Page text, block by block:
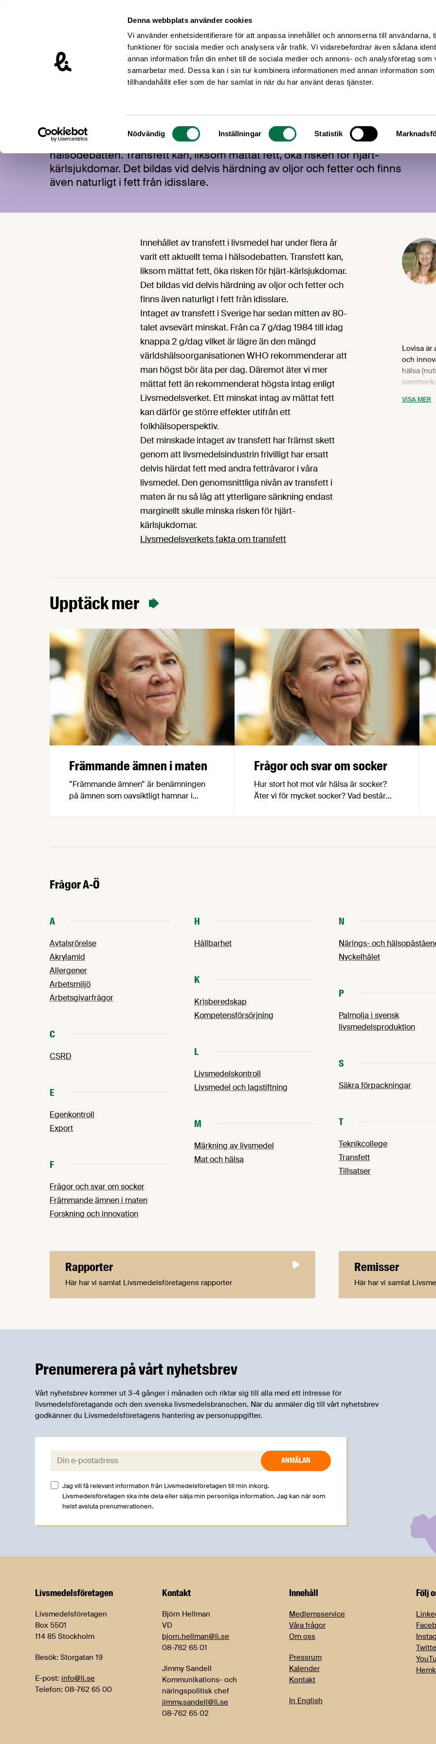
Denna webbplats använder cookies
Vi använder enhetsidentifierare för att anpassa innehållet och annonserna till användarna,
funktioner för sociala medier och analysera vår trafik. Vi vidarebefordrar även sådana
annan information från din enhet till de sociala medier och annons- och analysföretag som
samarbetar med. Dessa kan i sin tur kombinera informationen med annan information
tillhandahållit eller som de har samlat in när du har använt deras tjänster.
Samtyckesval
Nödvändig Inställningar Statistik
Livsmedelsföretagen – till startsidan
Transfett
Innehållet av transfett i livsmedel har under flera år varit ett aktuellt tema i
hälsodebatten. Transfett kan, liksom mättat fett, öka risken för hjärt-
kärlsjukdomar. Det bildas vid delvis härdning av oljor och fetter och finns
även naturligt i fett från idisslare.
Innehållet av transfett i livsmedel har under flera år
varit ett aktuellt tema i hälsodebatten. Transfett kan,
liksom mättat fett, öka risken för hjärt-kärlsjukdomar.
Det bildas vid delvis härdning av oljor och fetter och
finns även naturligt i fett från idisslare.
Intaget av transfett i Sverige har sedan mitten av 80-
talet avsevärt minskat. Från ca 7 g/dag 1984 till idag
knappa 2 g/dag vilket är lägre än den mängd
världshälsoorganisationen WHO rekommenderar att
man högst bör äta per dag. Däremot äter vi mer
mättat fett än rekommenderat högsta intag enligt
Livsmedelsverket. Ett minskat intag av mättat fett
kan därför ge större effekter utifrån ett
folkhälsoperspektiv.
Det minskade intaget av transfett har främst skett
genom att livsmedelsindustrin frivilligt har ersatt
delvis härdat fett med andra fettråvaror i våra
livsmedel. Den genomsnittliga nivån av transfett i
maten är nu så låg att ytterligare sänkning endast
marginellt skulle minska risken för hjärt-
kärlsjukdomar.
Livsmedelsverkets fakta om transfett
Lovisa är
och
hälsa
VISA MER
Upptäck mer
Främmande ämnen i maten
”Främmande ämnen” är benämningen
på ämnen som oavsiktligt hamnar i
många fall sätter företagen egna
gränsvärden, som ligger under de
Frågor och svar om socker
Hur stort hot mot vår hälsa är socker?
Äter vi för mycket socker? Vad består
Frågor A-Ö
A
Avtalsrörelse
Akrylamid
Allergener
Arbetsmiljö
Arbetsgivarfrågor
C
CSRD
E
Egenkontroll
Export
F
Frågor och svar om socker
Främmande ämnen i maten
Forskning och innovation
H
Hållbarhet
K
Krisberedskap
Kompetensförsörjning
L
Livsmedelskontroll
Livsmedel och lagstiftning
M
Märkning av livsmedel
Mat och hälsa
N
Närings- och
Nyckelhålet
P
Palmolja i svensk
livsmedelsproduktion
S
Säkra förpackningar
T
Teknikcollege
Transfett
Tillsatser
Rapporter
Här har vi samlat Livsmedelsföretagens rapporter
Remisser
Här har vi samlat
Prenumerera på vårt nyhetsbrev
Vårt nyhetsbrev kommer ut 3-4 gånger i månaden och riktar sig till alla med ett intresse för
livsmedelsföretagande och den svenska livsmedelsbranschen. När du anmäler dig till vårt nyhetsbrev
godkänner du Livsmedelsföretagens hantering av personuppgifter.
E-post:
Jag vill få relevant information från Livsmedelsföretagen till min inkorg.
Livsmedelsföretagen ska inte dela eller sälja min personliga information. Jag kan när som
helst avsluta prenumerationen.
Livsmedels­företagen
Livsmedelsföretagen
Box 5501
114 85 Stockholm
Besök: Storgatan 19
E-post: info@li.se
Telefon: 08-762 65 00
Kontakt
Björn Hellman
VD
bjorn.hellman@li.se
08-762 65 01
Jimmy Sandell
Kommunikations- och
näringspolitisk chef
jimmy.sandell@li.se
08-762 65 02
Innehåll
Medlemsservice
Våra frågor
Om oss
Pressrum
Kalender
Kontakt
In English
Följ